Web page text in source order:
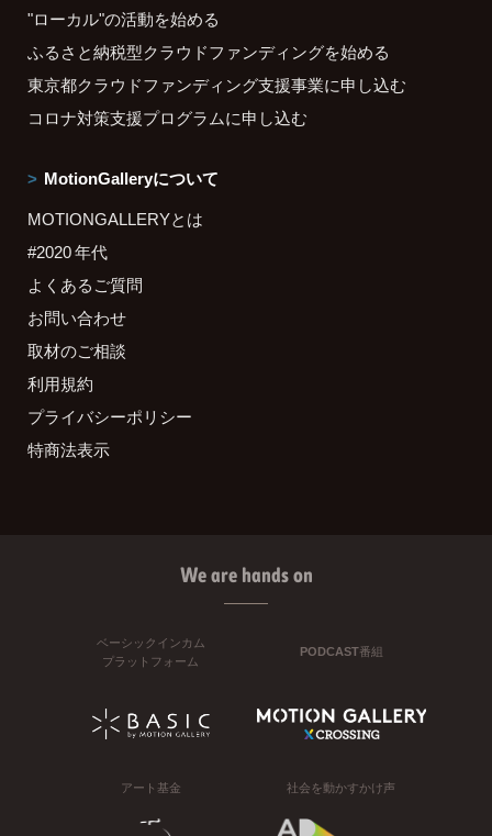
"ローカル"の活動を始める
ふるさと納税型クラウドファンディングを始める
東京都クラウドファンディング支援事業に申し込む
コロナ対策支援プログラムに申し込む
MotionGalleryについて
MOTIONGALLERYとは
#2020 年代
よくあるご質問
お問い合わせ
取材のご相談
利用規約
プライバシーポリシー
特商法表示
We are hands on
ベーシックインカム
プラットフォーム
PODCAST番組
アート基金 社会を動かすかけ声